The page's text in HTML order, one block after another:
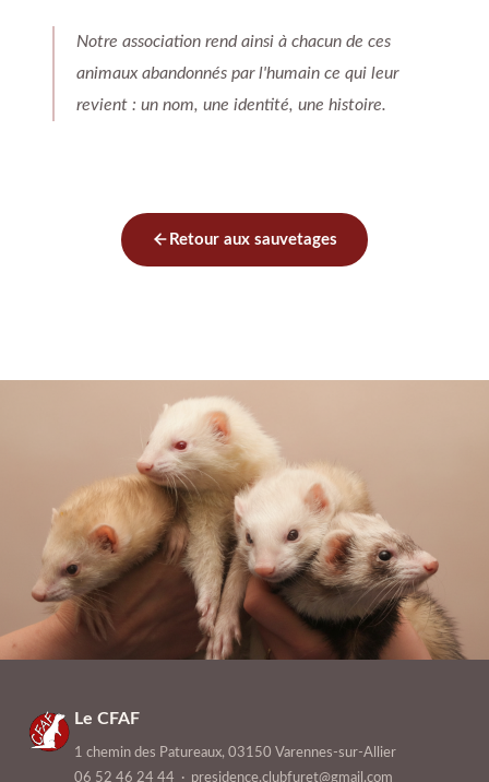
Notre association rend ainsi à chacun de ces
animaux abandonnés par l'humain ce qui leur
revient : un nom, une identité, une histoire.
Retour aux sauvetages
Le CFAF
1 chemin des Patureaux, 03150 Varennes-sur-Allier
06 52 46 24 44 · presidence.clubfuret@gmail.com